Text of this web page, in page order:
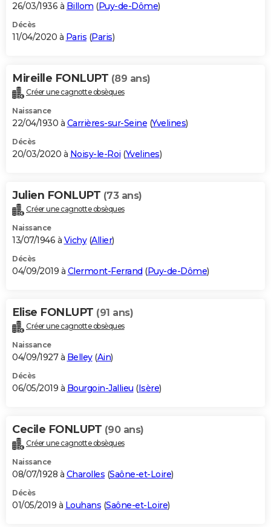
26/03/1936 à Billom (Puy-de-Dôme)
Décès
11/04/2020 à Paris (Paris)
Mireille FONLUPT (89 ans)
Créer une cagnotte obsèques
Naissance
22/04/1930 à Carrières-sur-Seine (Yvelines)
Décès
20/03/2020 à Noisy-le-Roi (Yvelines)
Julien FONLUPT (73 ans)
Créer une cagnotte obsèques
Naissance
13/07/1946 à Vichy(Allier)
Décès
04/09/2019 à Clermont-Ferrand (Puy-de-Dôme)
Elise FONLUPT (91 ans)
Créer une cagnotte obsèques
Naissance
04/09/1927 à Belley(Ain)
Décès
06/05/2019 à Bourgoin-Jallieu (Isère)
Cecile FONLUPT (90 ans)
Créer une cagnotte obsèques
Naissance
08/07/1928 à Charolles (Saône-et-Loire)
Décès
01/05/2019 à Louhans (Saône-et-Loire)